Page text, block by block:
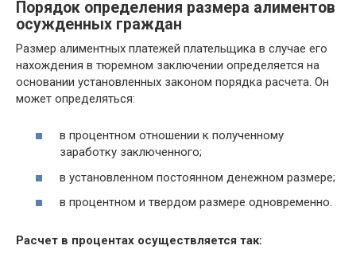
Порядок определения размера алиментов
осужденных граждан
Размер алиментных платежей плательщика в случае его
нахождения в тюремном заключении определяется на
основании установленных законом порядка расчета. Он
может определяться:
в процентном отношении к полученному
заработку заключенного;
в установленном постоянном денежном размере;
в процентном и твердом размере одновременно.
Расчет в процентах осуществляется так: